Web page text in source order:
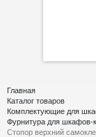
Главная
Каталог товаров
Комплектующие для
Фурнитура для шкафов-
Стопор верхний